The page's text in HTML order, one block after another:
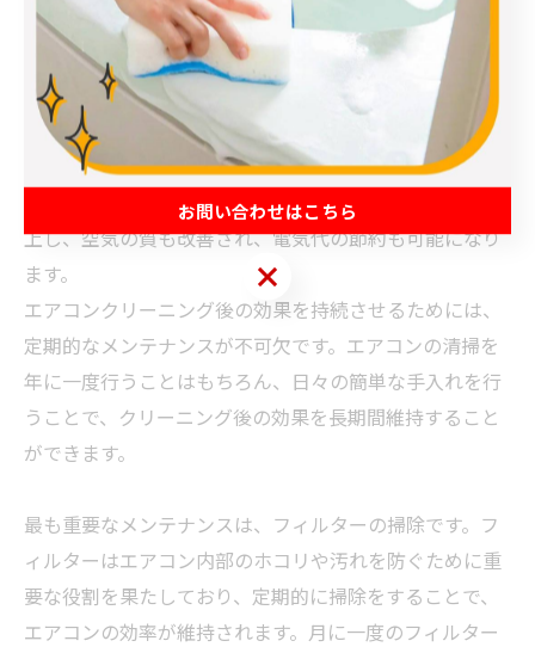
ンなど、非常に多くの部品から構成されています。これ
らの部品が汚れていると、エアコンの動作が不安定にな
り、最終的には故障の原因となることもありますが、定
期的な清掃によって、これらの部品が長持ちするように
なります。クリーニング後は、エアコンが本来持ってい
る機能を最大限に発揮することができ、冷暖房効果が向
上し、空気の質も改善され、電気代の節約も可能になり
ます。
エアコンクリーニング後の効果を持続させるためには、
定期的なメンテナンスが不可欠です。エアコンの清掃を
年に一度行うことはもちろん、日々の簡単な手入れを行
うことで、クリーニング後の効果を長期間維持すること
ができます。
最も重要なメンテナンスは、フィルターの掃除です。フ
ィルターはエアコン内部のホコリや汚れを防ぐために重
要な役割を果たしており、定期的に掃除をすることで、
エアコンの効率が維持されます。月に一度のフィルター
お問い合わせはこちら
お問い合わせはこちら